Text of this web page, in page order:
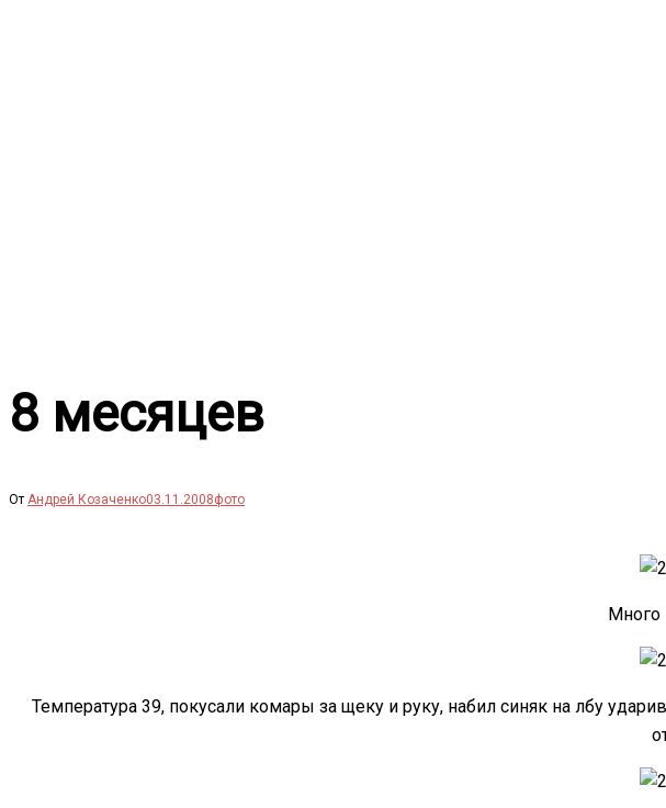
8 месяцев
От Андрей Козаченко03.11.2008фото
Много
Температура 39, покусали комары за щеку и руку, набил синяк на лбу